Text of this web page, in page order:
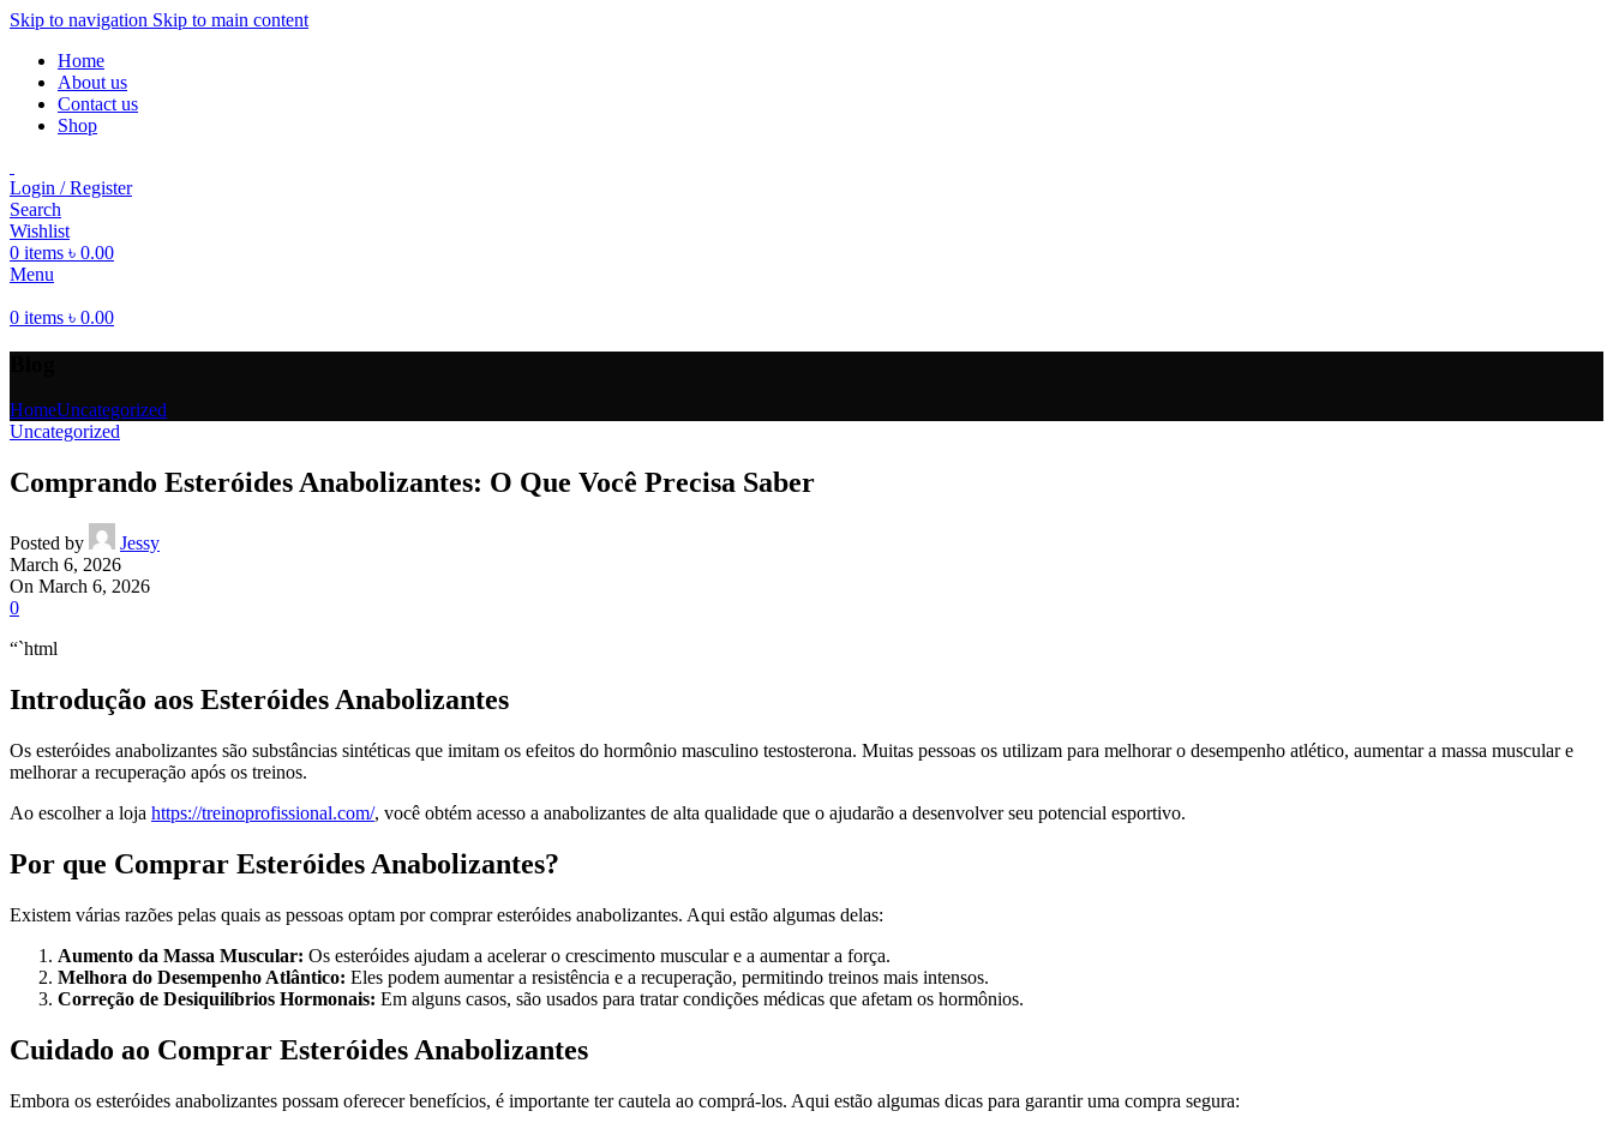
Skip to navigation Skip to main content
Home
About us
Contact us
Shop
Login / Register
Search
Wishlist
0 items ৳ 0.00
Menu
0 items ৳ 0.00
HomeUncategorized
Uncategorized
Comprando Esteróides Anabolizantes: O Que Você Precisa Saber
Posted by
Jessy
March 6, 2026
On March 6, 2026
0
“`html
Introdução aos Esteróides Anabolizantes
Os esteróides anabolizantes são substâncias sintéticas que imitam os efeitos do hormônio masculino testosterona. Muitas pessoas os utilizam para melhorar o desempenho atlético, aumentar a massa muscular e
melhorar a recuperação após os treinos.
Ao escolher a loja https://treinoprofissional.com/, você obtém acesso a anabolizantes de alta qualidade que o ajudarão a desenvolver seu potencial esportivo.
Por que Comprar Esteróides Anabolizantes?
Existem várias razões pelas quais as pessoas optam por comprar esteróides anabolizantes. Aqui estão algumas delas:
Aumento da Massa Muscular: Os esteróides ajudam a acelerar o crescimento muscular e a aumentar a força.
Melhora do Desempenho Atlântico: Eles podem aumentar a resistência e a recuperação, permitindo treinos mais intensos.
Correção de Desiquilíbrios Hormonais: Em alguns casos, são usados para tratar condições médicas que afetam os hormônios.
Cuidado ao Comprar Esteróides Anabolizantes
Embora os esteróides anabolizantes possam oferecer benefícios, é importante ter cautela ao comprá-los. Aqui estão algumas dicas para garantir uma compra segura: